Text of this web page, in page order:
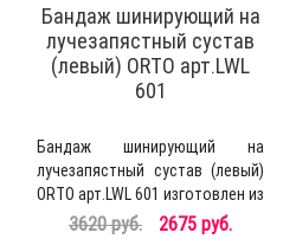
Бандаж шинирующий на
лучезапястный сустав
(левый) ОRТО арт.LWL
601
Бандаж шинирующий на
лучезапястный сустав (левый)
ОRТО арт.LWL 601 изготовлен из
гипоаллергенной ни..
3620 руб. 2675 руб.